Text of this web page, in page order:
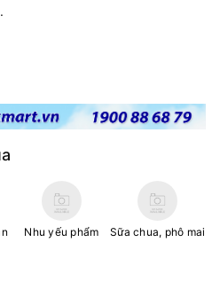
Nhu yếu phẩm Sữa chua, phô mai